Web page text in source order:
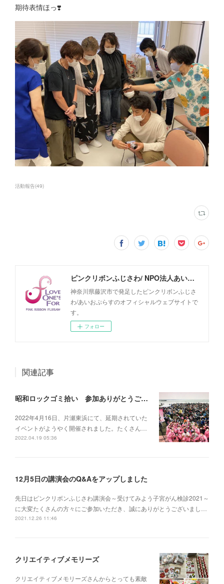
期待表情ほっ❣️
活動報告(49)
ピンクリボンふじさわ/ NPO法人あいおぷらす オフィシャルウェブサイト
神奈川県藤沢市で発足したピンクリボンふじさ
わ/あいおぷらすのオフィシャルウェブサイトで
す。
フォロー
関連記事
昭和ロックゴミ拾い 参加ありがとうございました！
2022年4月16日、片瀬東浜にて、延期されていた
イベントがようやく開催されました。たくさん…
2022.04.19 05:36
12月5日の講演会のQ&Aをアップしました
先日はピンクリボンふじさわ講演会～受けてみよう子宮がん検診2021～
に大変たくさんの方々にご参加いただき、誠にありがとうございまし…
2021.12.26 11:46
クリエイティブメモリーズ
クリエイティブメモリーズさんからとっても素敵